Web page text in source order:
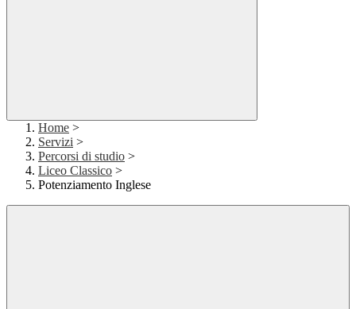
Home >
Servizi >
Percorsi di studio >
Liceo Classico >
Potenziamento Inglese